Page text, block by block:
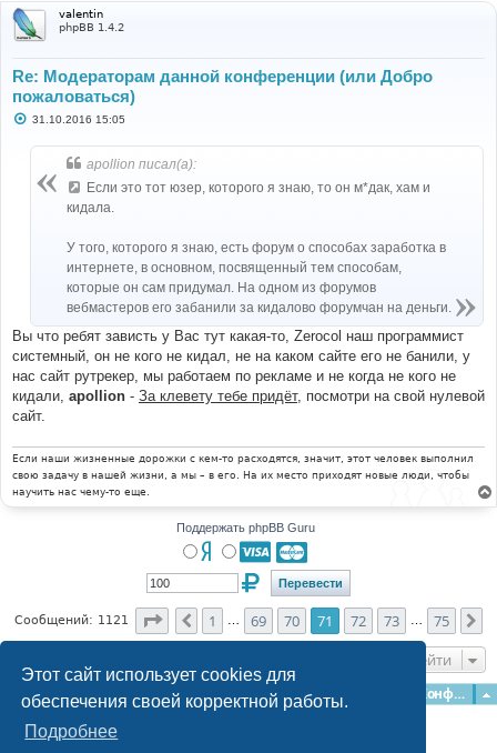
Этот сайт использует cookies для
обеспечения своей корректной работы.
Подробнее
valentin
phpBB 1.4.2
Re: Модераторам данной конференции (или Добро
пожаловаться)
С31.10.2016 15:05
apollion писал(а):
Если это тот юзер, которого я знаю, то он м*дак, хам и
кидала.
У того, которого я знаю, есть форум о способах заработка в
интернете, в основном, посвященный тем способам,
которые он сам придумал. На одном из форумов
вебмастеров его забанили за кидалово форумчан на деньги.
Вы что ребят зависть у Вас тут какая-то, Zerocol наш программист
системный, он не кого не кидал, не на каком сайте его не банили, у
нас сайт рутрекер, мы работаем по рекламе и не когда не кого не
кидали, apollion - За клевету тебе придёт, посмотри на свой нулевой
сайт.
Если наши жизненные дорожки с кем-то расходятся, значит, этот человек выполнил
свою задачу в нашей жизни, а мы – в его. На их место приходят новые люди, чтобы
научить нас чему-то еще.
Поддержать phpBB Guru
Сообщений: 1121 Страница71 из 75
Пред.
1 … 69 70 71 72 73 … 75
Перейти
Главная Форумы Конфиденциальность
Наша команда